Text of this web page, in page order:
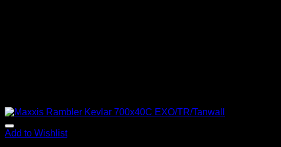
Add to Wishlist